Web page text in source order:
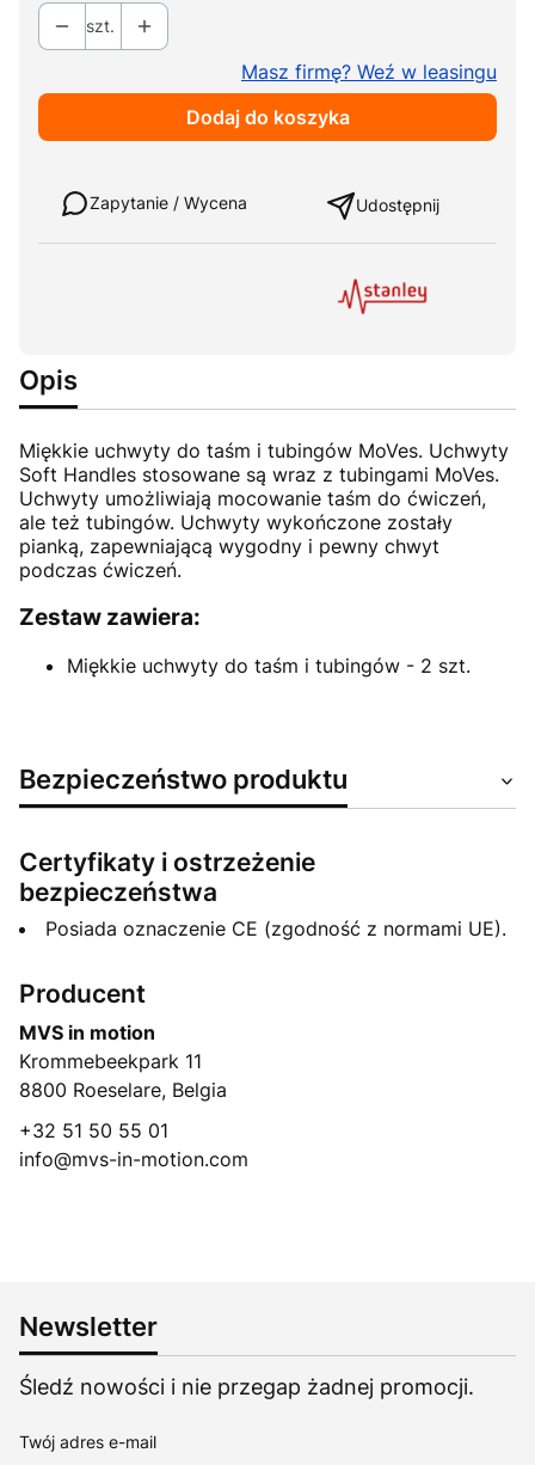
szt.
Masz firmę? Weź w leasingu
Dodaj do koszyka
Zapytanie / Wycena Udostępnij
Opis
Miękkie uchwyty do taśm i tubingów MoVes. Uchwyty
Soft Handles stosowane są wraz z tubingami MoVes.
Uchwyty umożliwiają mocowanie taśm do ćwiczeń,
ale też tubingów. Uchwyty wykończone zostały
pianką, zapewniającą wygodny i pewny chwyt
podczas ćwiczeń.
Zestaw zawiera:
Miękkie uchwyty do taśm i tubingów - 2 szt.
Bezpieczeństwo produktu
Certyfikaty i ostrzeżenie
bezpieczeństwa
Posiada oznaczenie CE (zgodność z normami UE).
Producent
MVS in motion
Krommebeekpark 11
8800 Roeselare, Belgia
+32 51 50 55 01
info@mvs-in-motion.com
Newsletter
Śledź nowości i nie przegap żadnej promocji.
Twój adres e-mail